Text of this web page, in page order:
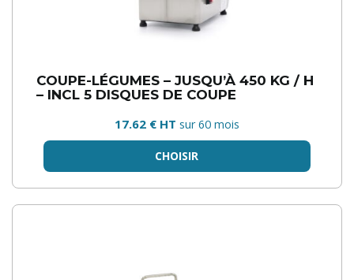
COUPE-LÉGUMES – JUSQU’À 450 KG / H
– INCL 5 DISQUES DE COUPE
17.62 € HT sur 60 mois
CHOISIR